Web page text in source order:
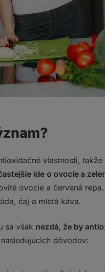
vlastnosti,
ide o ovocie a
ovocie a červená
čaj a mletá káva.
sa však nezdá, že by
dôvodov: